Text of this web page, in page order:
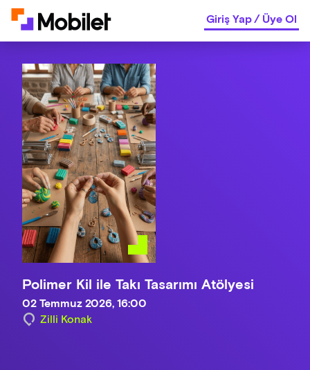
Giriş Yap/Üye Ol
Polimer Kil ile Takı Tasarımı Atölyesi
02 Temmuz 2026, 16:00
Zilli Konak